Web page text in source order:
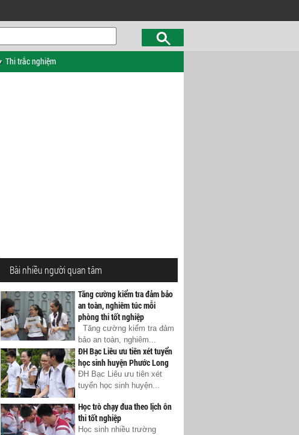
Thi trắc nghiệm
Bài nhiều người quan tâm
Tăng cường kiểm tra đảm bảo
an toàn, nghiêm túc mỗi
phòng thi tốt nghiệp
Tăng cường kiểm tra đảm
bảo an toàn, nghiêm...
ĐH Bạc Liêu ưu tiên xét tuyển
học sinh huyện Phước Long
ĐH Bạc Liêu ưu tiên xét
tuyển học sinh huyện...
Học trò chạy đua theo lịch ôn
thi tốt nghiệp
Học sinh nhiều trường